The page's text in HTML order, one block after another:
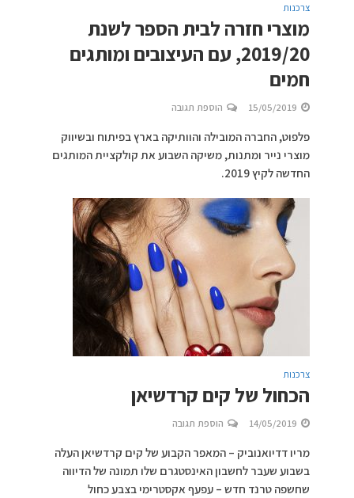
צרכנות
מוצרי חזרה לבית הספר לשנת
2019/20, עם העיצובים ומותגים
חמים
15/05/2019 הוספת תגובה
פלפוט, החברה המובילה והוותיקה בארץ בפיתוח ובשיווק
מוצרי נייר ומתנות, משיקה השבוע את קולקציית המותגים
החדשה לקיץ 2019.
צרכנות
הכחול של קים קרדשיאן
14/05/2019 הוספת תגובה
מריו דדיואנוביק – המאפר הקבוע של קים קרדשיאן העלה
בשבוע שעבר לחשבון האינסטגרם שלו תמונה של הדיווה
שחשפה טרנד חדש – עפעף אקסטרימי בצבע כחול